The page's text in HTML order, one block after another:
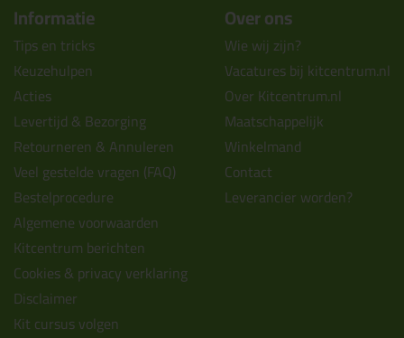
Informatie
Tips en tricks
Keuzehulpen
Acties
Levertijd & Bezorging
Retourneren & Annuleren
Veel gestelde vragen (FAQ)
Bestelprocedure
Algemene voorwaarden
Kitcentrum berichten
Cookies & privacy verklaring
Disclaimer
Kit cursus volgen
Over ons
Wie wij zijn?
Vacatures bij kitcentrum.nl
Over Kitcentrum.nl
Maatschappelijk
Winkelmand
Contact
Leverancier worden?